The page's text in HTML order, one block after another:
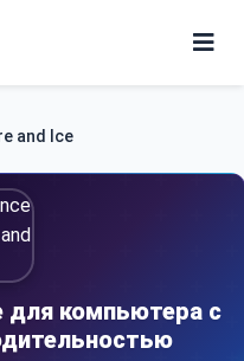
and Ice
для компьютера с